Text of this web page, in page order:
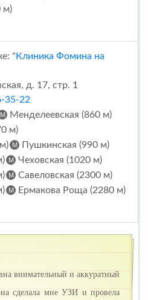
м)
" Клиника Фомина на
д. 17, стр. 1
35-22
Менделеевская (860 м)
м)
Пушкинская (990 м)
Чеховская (1020 м)
Савеловская (2300 м)
Ермакова Роща (2280 м)
внимательный и аккуратный
сделала мне УЗИ и провела